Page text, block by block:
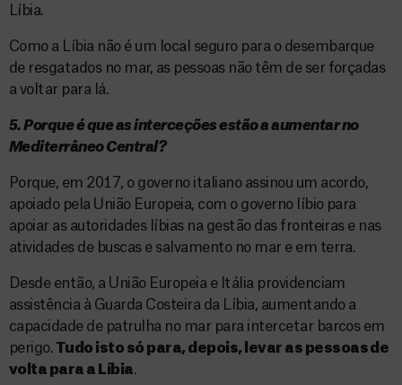
Líbia.
Como a Líbia não é um local seguro para o desembarque
de resgatados no mar, as pessoas não têm de ser forçadas
a voltar para lá.
5. Porque é que as interceções estão a aumentar no
Mediterrâneo Central?
Porque, em 2017, o governo italiano assinou um acordo,
apoiado pela União Europeia, com o governo líbio para
apoiar as autoridades líbias na gestão das fronteiras e nas
atividades de buscas e salvamento no mar e em terra.
Desde então, a União Europeia e Itália providenciam
assistência à Guarda Costeira da Líbia, aumentando a
capacidade de patrulha no mar para intercetar barcos em
perigo. Tudo isto só para, depois, levar as pessoas de
volta para a Líbia.